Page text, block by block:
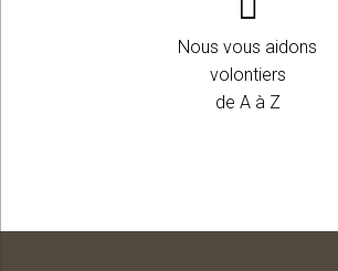
Nous vous aidons
volontiers
de A à Z